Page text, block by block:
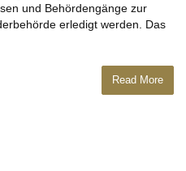
und Behördengänge zur
erledigt werden. Das
Read More